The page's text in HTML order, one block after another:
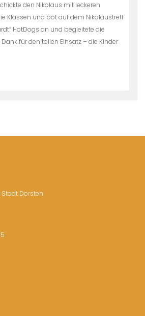
den Nikolaus mit leckeren
Klassen und bot auf dem Nikolaustreff
HotDogs an und begleitete die
Dank für den tollen Einsatz – die Kinder
Dorsten